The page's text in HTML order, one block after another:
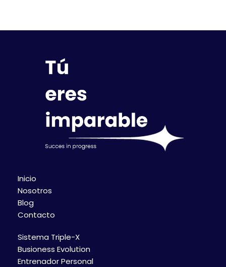
Inicio
Nosotros
Blog
Contacto
Sistema Triple-X
Busioness Evolution
Entrenador Personal